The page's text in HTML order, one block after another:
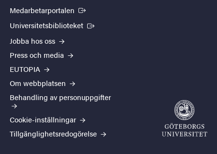
Medarbetarportalen (Extern länk)
Universitetsbiblioteket (Extern länk)
Jobba hos oss
Press och media
EUTOPIA
Om webbplatsen
Behandling av personuppgifter
Cookie-inställningar
Tillgänglighetsredogörelse